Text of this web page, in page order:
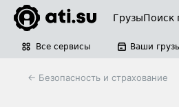
ГрузыПоиск
Все сервисы Ваши
← Безопасность и страхование